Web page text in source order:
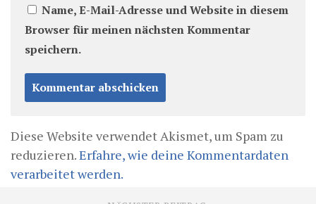
Name, E-Mail-Adresse und Website in diesem
Browser für meinen nächsten Kommentar
speichern.
Diese Website verwendet Akismet, um Spam zu
reduzieren.Erfahre, wie deine Kommentardaten
verarbeitet werden.